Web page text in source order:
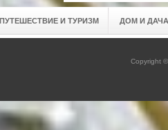
ПУТЕШЕСТВИЕ И ТУРИЗМ ДОМ И ДАЧА
Copyright